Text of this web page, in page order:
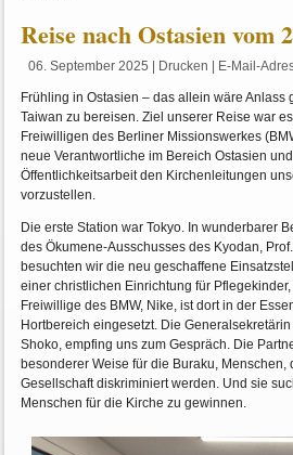
Reise nach Ostasien vom
06. September 2025 Drucken E-Mail-
Frühling in Ostasien – das allein wäre Anlass
Taiwan zu bereisen. Ziel unserer Reise war
Freiwilligen des Berliner Missionswerkes
neue Verantwortliche im Bereich Ostasien
Öffentlichkeitsarbeit den Kirchenleitungen
vorzustellen.
Die erste Station war Tokyo. In wunderbarer
des Ökumene-Ausschusses des Kyodan,
besuchten wir die neu geschaffene
einer christlichen Einrichtung für
Freiwillige des BMW, Nike, ist dort in der
Hortbereich eingesetzt. Die
Shoko, empfing uns zum Gespräch. Die
besonderer Weise für die Buraku, Menschen,
Gesellschaft diskriminiert werden. Und sie
Menschen für die Kirche zu gewinnen.